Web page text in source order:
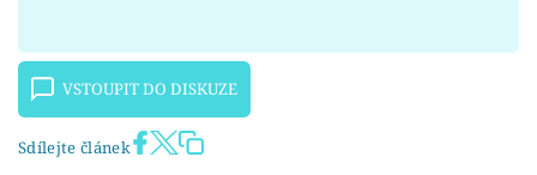
VSTOUPIT DO DISKUZE
Sdílejte článek